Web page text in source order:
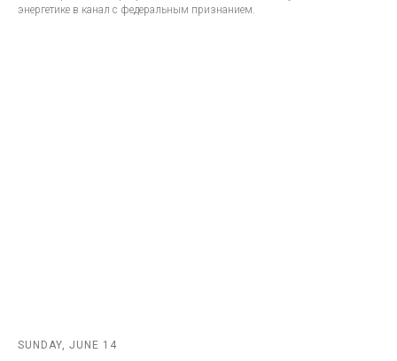
энергетике в канал с федеральным признанием.
SUNDAY, JUNE 14